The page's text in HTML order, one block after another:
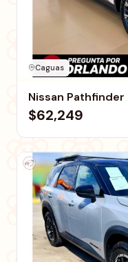
Caguas
Nissan
$62,249